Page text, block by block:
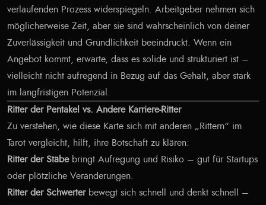
verlaufenden Prozess widerspiegeln. Arbeitgeber nehmen sich
möglicherweise Zeit, aber sie sind wahrscheinlich von deiner
Zuverlässigkeit und Gründlichkeit beeindruckt. Wenn ein
Angebot kommt, erwarte, dass es solide und strukturiert ist –
vielleicht nicht aufregend in Bezug auf das Gehalt, aber stark
im langfristigen Potenzial.
Ritter der Pentakel vs. Andere Karriere-Ritter
Zu verstehen, wie diese Karte sich mit anderen „Rittern“ im
Tarot vergleicht, hilft, ihre Botschaft zu klären:
Ritter der Stäbebringt Aufregung und Risiko – gut für Startups
oder plötzliche Veränderungen.
Ritter der Schwerterbewegt sich schnell und denkt schnell –